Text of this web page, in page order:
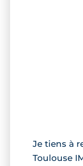
Je tiens à
Toulouse